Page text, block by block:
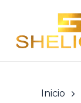
main
content
Inicio